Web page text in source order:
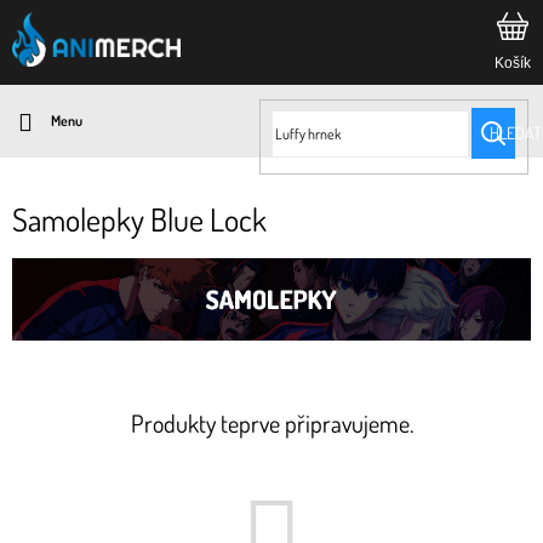
Přejít
na
obsah
HLEDAT
Samolepky Blue Lock
Produkty teprve připravujeme.